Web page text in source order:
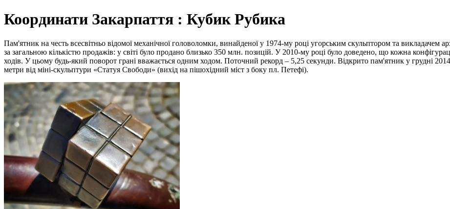
Координати Закарпаття : Кубик Рубика
Пам'ятник на честь всесвітньо відомої механічної головоломки, винайденої у 1974-му році угорським скульптором та викладачем
за загальною кількістю продажів: у світі було продано близько 350 млн. позицій. У 2010-му році було доведено, що кожна
ходів. У цьому будь-який поворот грані вважається одним ходом. Поточний рекорд – 5,25 секунди. Відкрито пам'ятник у грудні
метри від міні-скульптури «Статуя Свободи» (вихід на пішохідний міст з боку пл. Петефі).